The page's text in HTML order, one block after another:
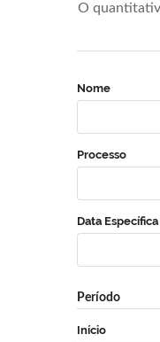
O
Nome
Processo
Data Específica
Período
Início